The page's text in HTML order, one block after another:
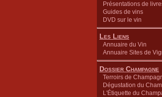
Présentations de
Guides de vins
DVD sur le vin
Les Liens
Annuaire du Vin
Annuaire Sites de
Dossier Champagne
Terroirs de
Dégustation du
L'Étiquette du